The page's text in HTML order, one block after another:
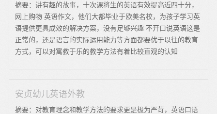
摘要：讲有趣的故事，十次课将生的英语有效提高近四十分，
网上购物 英语作文，他们大都毕业于欧美名校，为孩子学习英
语提供更具成效的解决方案，没有足够兴趣 不开口说英语这是
正常的，还是语言的实际运用能力等方面都要优于以往的教育
方式，可以对寓教于乐的教学方法有着比较直观的认知
安贞幼儿英语外教
摘要：对教育理念和教学方法的要求更是极为严苛，英语口语